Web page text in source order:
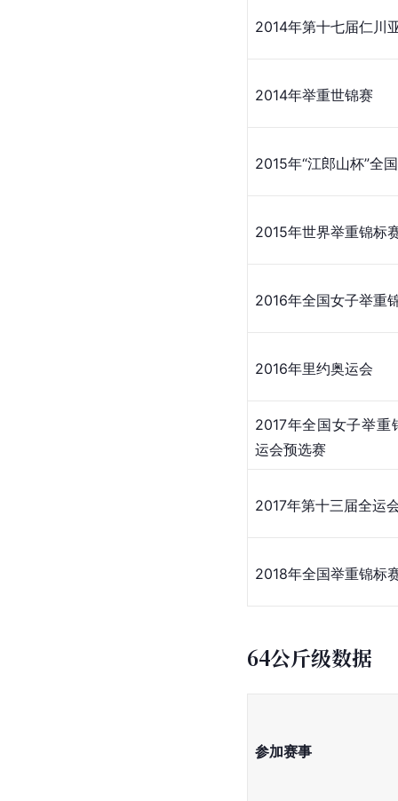
2014年第十七届仁川
2014年举重世锦赛
2015年“江郎山杯”全
2015年世界举重锦标
2016年全国女子举重
2016年里约奥运会
2017年全国女子举重
运会预选赛
2017年第十三届全运
2018年全国举重锦标
64公斤级数据
参加赛事